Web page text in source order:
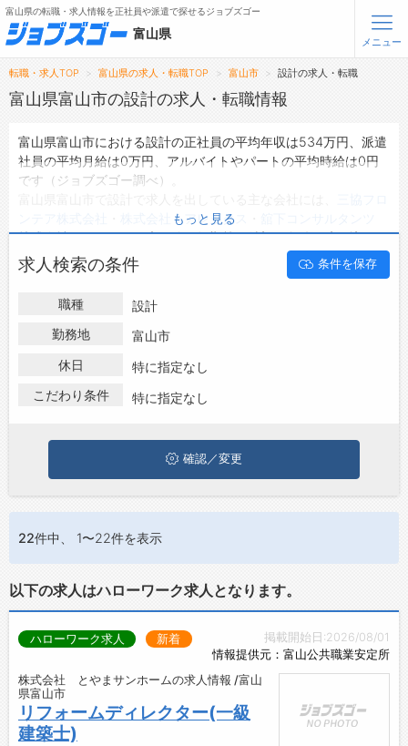
無料会員登録 ログイン
メニュー
トップ
転職支援サービスについて
転職ノウハウ(応募書類の書き方・面接対策など)
ジョブズゴーについて
会社概要
富山県の転職・求人情報を正社員や派遣で探せるジョブズゴー
富山県
メニュー
転職・求人TOP 富山県の求人・転職TOP 富山市 設計の求人・転職
富山県富山市の設計の求人・転職情報
富山県富山市における設計の正社員の平均年収は534万円、派遣
社員の平均月給は0万円、アルバイトやパートの平均時給は0円
です（ジョブズゴー調べ）。
株式会社 アレックス
株式会社などがあり、未経験や短期等ご希望の条件で絞り込みが
できます。
富山県富山市の地域密着型の求人サイトであるジョブズゴーでは
富山県富山市の求人情報を24件取り扱っており、そのうち
員の求人は20件、 派遣社員の求人
は0件です。
第二新卒から50代・60代以上の方の再就職も可能です。 富山県
富山市で設計の求人・転職情報を探している方は、ぜひ興味のあ
る職種に応募してみてくださいね。
もっと見る
求人検索の条件 条件を保存
職種
設計
勤務地
富山市
休日
特に指定なし
こだわり条件
特に指定なし
確認／変更
22件中、 1〜22件を表示
以下の求人はハローワーク求人となります。
掲載開始日:2026/08/01
情報提供元：富山公共職業安定所
ハローワーク求人 新着
株式会社 とやまサンホームの求人情報 /富山
県富山市
リフォームディレクター(一級
建築士)